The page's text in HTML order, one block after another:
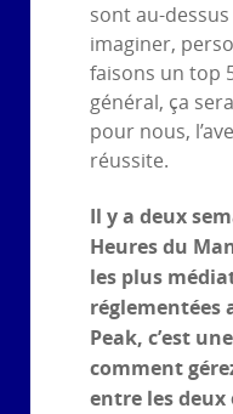
sont au-
imaginer,
faisons un top
général, ça
pour nous,
réussite.
Il y a deux
Heures du
les plus
réglementées
Peak, c’est
comment
entre les deux